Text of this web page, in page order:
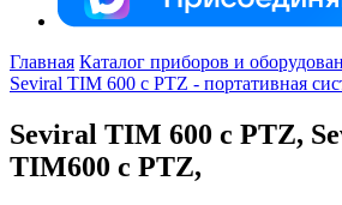
Главная Каталог приборов и
Seviral TIM 600 с PTZ - портативная
Seviral TIM 600 с PTZ,
TIM600 с PTZ,